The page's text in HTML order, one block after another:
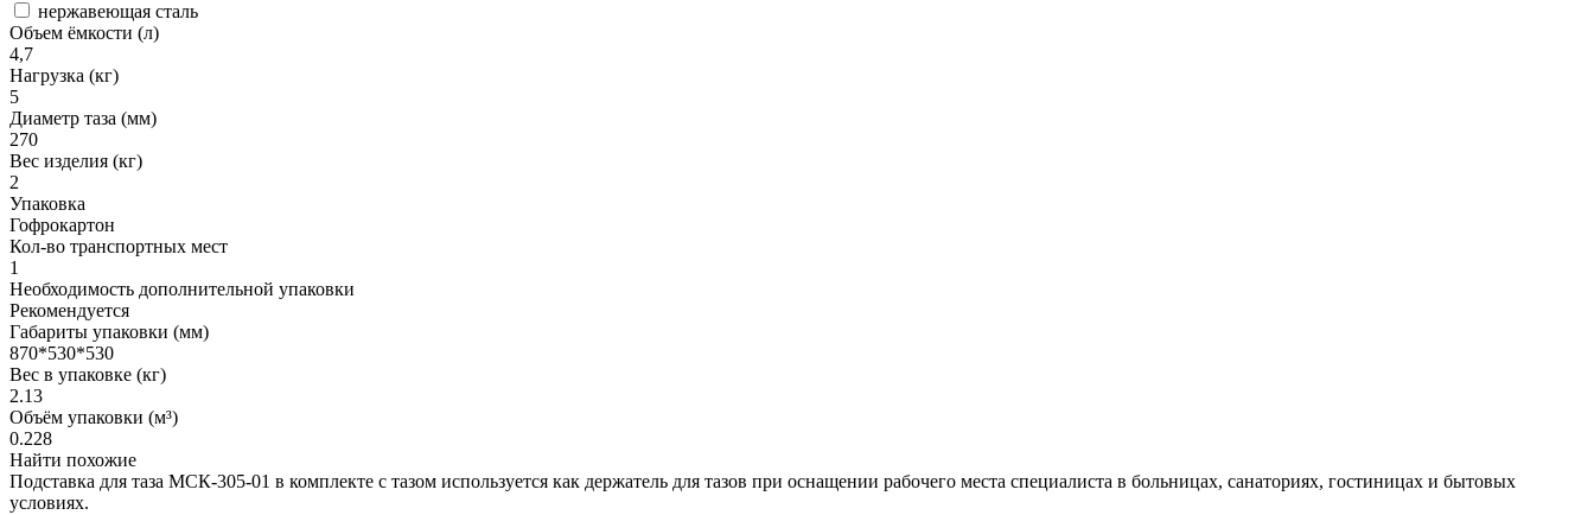
нержавеющая сталь
Объем ёмкости (л)
4,7
Нагрузка (кг)
5
Диаметр таза (мм)
270
Вес изделия (кг)
2
Упаковка
Гофрокартон
Кол-во транспортных мест
1
Необходимость дополнительной упаковки
Рекомендуется
Габариты упаковки (мм)
870*530*530
Вес в упаковке (кг)
2.13
Объём упаковки (м³)
0.228
Найти похожие
Подставка для таза МСК-305-01 в комплекте с тазом используется как держатель для тазов при оснащении рабочего места специалиста в больницах, санаториях, гостиницах и бытовых
условиях.